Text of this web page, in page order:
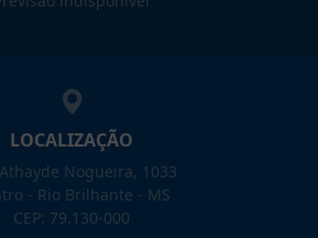
LOCALIZAÇÃO
Nogueira, 1033
- Rio Brilhante - MS
CEP: 79.130-000